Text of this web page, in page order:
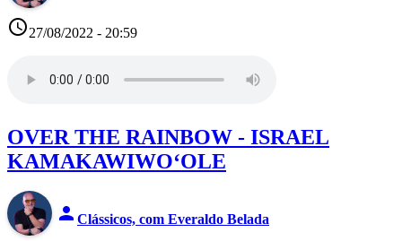
access_time27/08/2022 - 20:59
OVER THE RAINBOW - ISRAEL
KAMAKAWIWOʻOLE
person Clássicos, com Everaldo Belada